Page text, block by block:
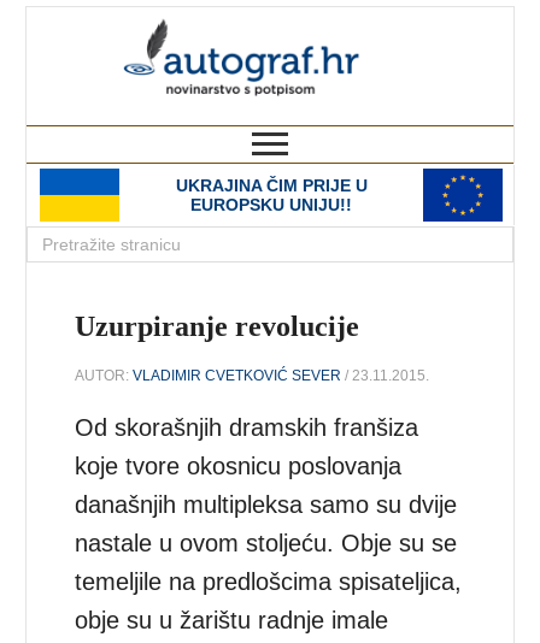
UKRAJINA ČIM PRIJE U
EUROPSKU UNIJU!!
Uzurpiranje revolucije
AUTOR:VLADIMIR CVETKOVIĆ SEVER / 23.11.2015.
Od skorašnjih dramskih franšiza
koje tvore okosnicu poslovanja
današnjih multipleksa samo su dvije
nastale u ovom stoljeću. Obje su se
temeljile na predlošcima spisateljica,
obje su u žarištu radnje imale